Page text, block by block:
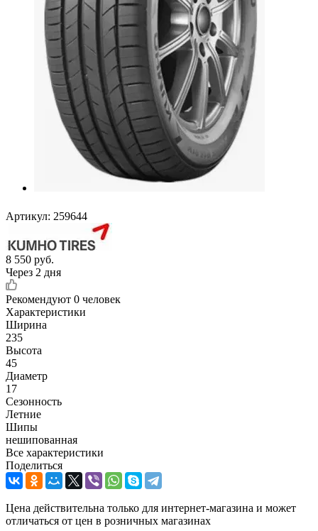
Артикул: 259644
8 550 руб.
Через 2 дня
Рекомендуют 0 человек
Характеристики
Ширина
235
Высота
45
Диаметр
17
Сезонность
Летние
Шипы
нешипованная
Все характеристики
Поделиться
Цена действительна только для интернет-магазина и может
отличаться от цен в розничных магазинах